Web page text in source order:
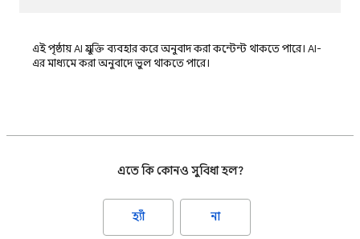
এই পৃষ্ঠায় AI প্রযুক্তি ব্যবহার করে অনুবাদ করা কন্টেন্ট থাকতে পারে। AI-
এর মাধ্যমে করা অনুবাদে ভুল থাকতে পারে।
এতে কি কোনও সুবিধা হল?
হ্যাঁ না